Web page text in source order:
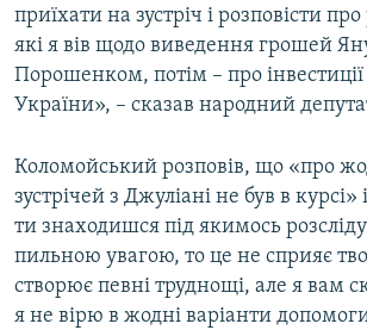
приїхати на зустріч і розповісти
які я вів щодо виведення грошей
Порошенком, потім – про інвестиції
України», – сказав народний
Коломойський розповів, що «про
зустрічей з Джуліані не був в
ти знаходишся під якимось
пильною увагою, то це не сприяє
створює певні труднощі, але я вам
я не вірю в жодні варіанти